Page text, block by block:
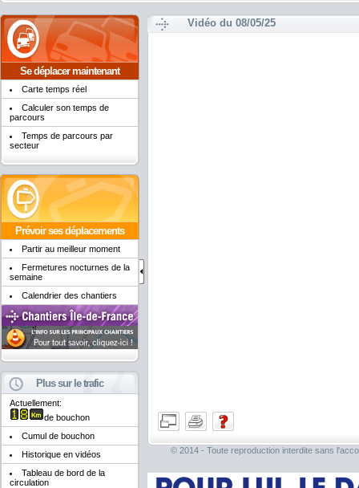
Se déplacer maintenant
Carte temps réel
Calculer son temps de
parcours
Temps de parcours par
secteur
Prévoir ses déplacements
Partir au meilleur moment
Fermetures nocturnes de la
semaine
Calendrier des chantiers
Plus sur le trafic
Actuellement:
de bouchon
Cumul de bouchon
Historique en vidéos
Tableau de bord de la
circulation
Vidéo du 08/05/25
© 2014 - Toute reproduction interdite sans